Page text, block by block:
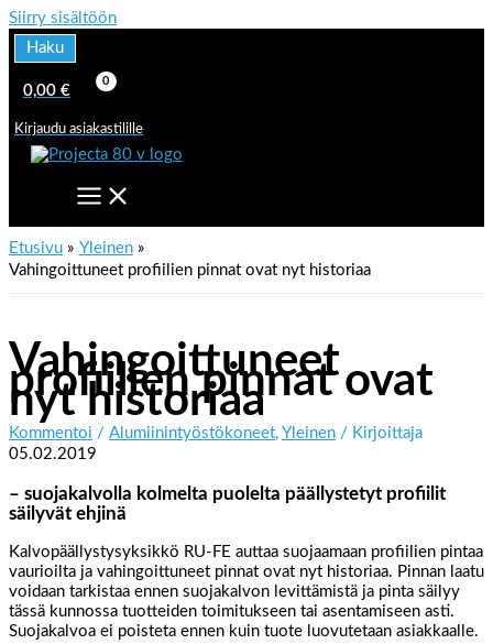
Siirry sisältöön
Haku
0,00 €
Kirjaudu asiakastilille
Etusivu
Yleinen
Vahingoittuneet profiilien pinnat ovat nyt historiaa
Vahingoittuneet
profiilien pinnat ovat
nyt historiaa
Kommentoi / Alumiinintyöstökoneet, Yleinen / Kirjoittaja
05.02.2019
– suojakalvolla kolmelta puolelta päällystetyt profiilit
säilyvät ehjinä
Kalvopäällystysyksikkö RU-FE auttaa suojaamaan profiilien pintaa
vaurioilta ja vahingoittuneet pinnat ovat nyt historiaa. Pinnan laatu
voidaan tarkistaa ennen suojakalvon levittämistä ja pinta säilyy
tässä kunnossa tuotteiden toimitukseen tai asentamiseen asti.
Suojakalvoa ei poisteta ennen kuin tuote luovutetaan asiakkaalle.